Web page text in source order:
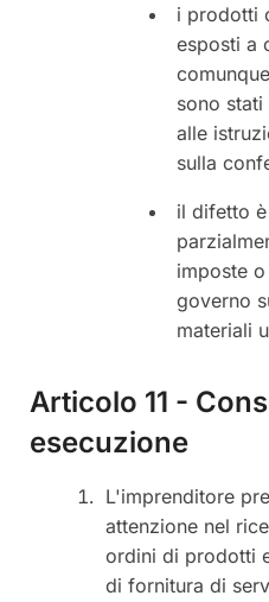
i prodotti
esposti a
sono
alle
sulla
il difetto
imposte
governo
materiali
Articolo 11 -
esecuzione
L'imprenditore
attenzione nel
ordini di prodotti
di fornitura di